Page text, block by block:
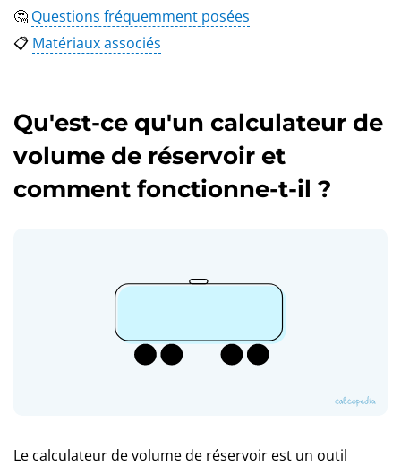
🤔 Questions fréquemment posées
📋 Matériaux associés
Qu'est-ce qu'un calculateur de
volume de réservoir et
comment fonctionne-t-il ?
Le calculateur de volume de réservoir est un outil